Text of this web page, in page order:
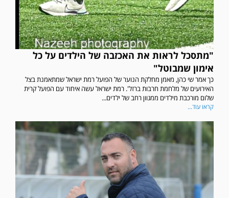
"מתסכל לראות את האכזבה של הילדים על כל
אימון שמבוטל"
כך אמר שי כהן, מאמן מחלקת הנוער של הפועל רמת ישראל שמתאמנת בצל
האירועים של מלחמת חרבות ברזל'. רמת ישראל עשה איחוד עם הפועל קרית
שלום מורכבת מילדים ממגוון רחב של ילדים...
קראו עוד...